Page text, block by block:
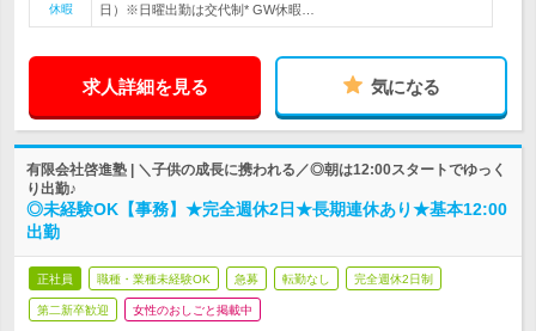
休暇
日）※日曜出勤は交代制* GW休暇…
求人詳細を見る 気になる
有限会社啓進塾 | ＼子供の成長に携われる／◎朝は12:00スタートでゆっく
り出勤♪
◎未経験OK【事務】★完全週休2日★長期連休あり★基本12:00
出勤
正社員 職種・業種未経験OK 急募 転勤なし 完全週休2日制
第二新卒歓迎 女性のおしごと掲載中